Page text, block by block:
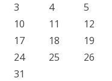
3
4 5
10
11 12
17
18 19
24
25 26
31